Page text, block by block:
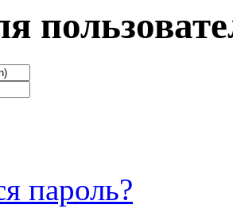
пароль?